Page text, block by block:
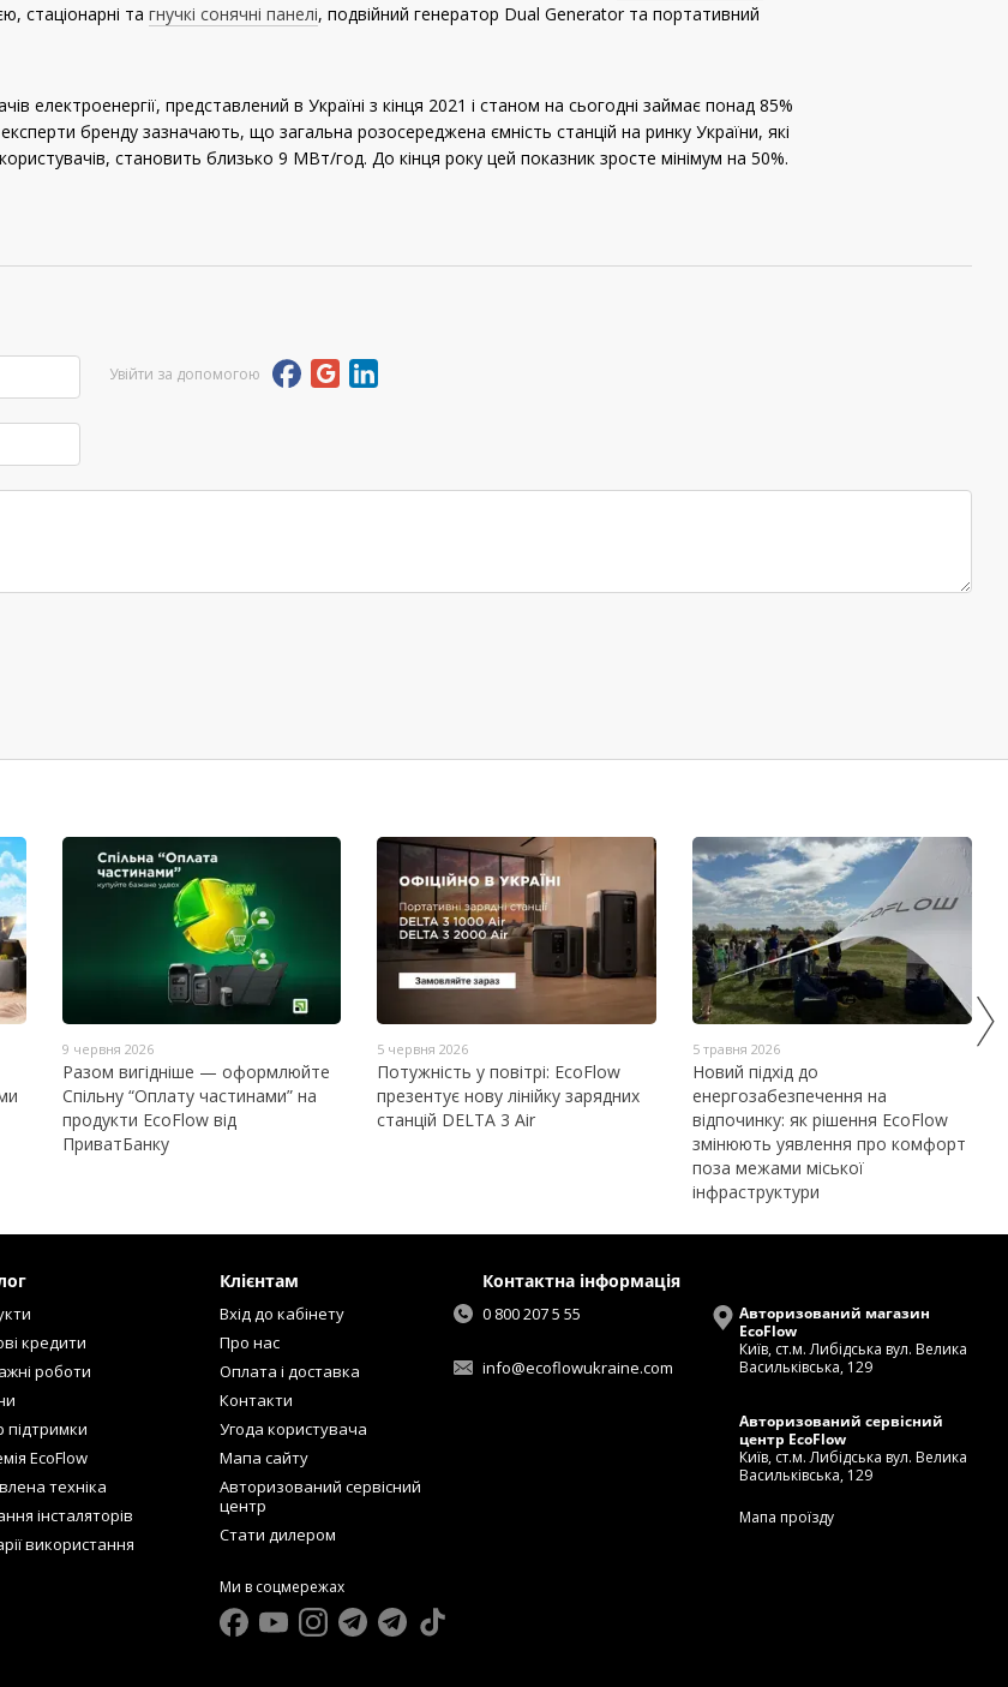
стаціонарні та гнучкі сонячні панелі, подвійний генератор Dual Generator та портативний
електроенергії, представлений в Україні з кінця 2021 і станом на сьогодні займає понад 85%
бренду зазначають, що загальна розосереджена ємність станцій на ринку України, які
становить близько 9 МВт/год. До кінця року цей показник зросте мінімум на 50%.
Увійти за допомогою
9 червня 2026
Разом вигідніше — оформлюйте
Спільну “Оплату частинами” на
продукти EcoFlow від
ПриватБанку
5 червня 2026
Потужність у повітрі: EcoFlow
презентує нову лінійку зарядних
станцій DELTA 3 Air
5 травня 2026
Новий підхід до
енергозабезпечення на
відпочинку: як рішення EcoFlow
змінюють уявлення про комфорт
поза межами міської
інфраструктури
кредити
роботи
підтримки
EcoFlow
техніка
інсталяторів
використання
Клієнтам
Вхід до кабінету
Про нас
Оплата і доставка
Контакти
Угода користувача
Мапа сайту
Авторизований сервісний
центр
Стати дилером
Ми в соцмережах
Контактна інформація
0 800 207 5 55
info@ecoflowukraine.com
Авторизований магазин
EcoFlow
Київ, ст.м. Либідська вул. Велика
Васильківська, 129
Авторизований сервісний
центр EcoFlow
Київ, ст.м. Либідська вул. Велика
Васильківська, 129
Мапа проїзду